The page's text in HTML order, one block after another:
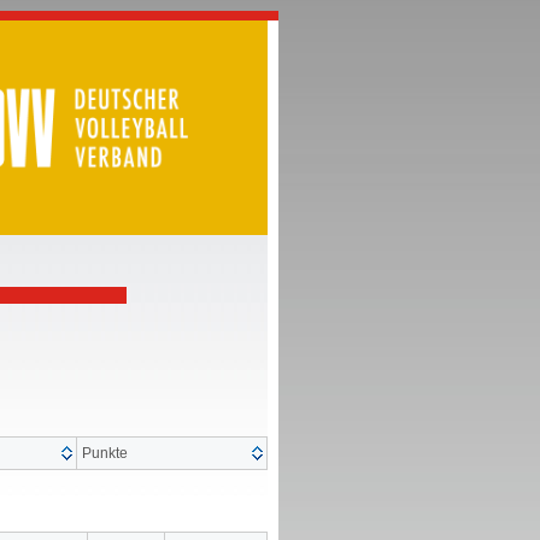
Punkte